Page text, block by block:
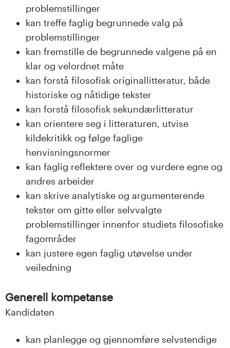
problemstillinger
kan treffe faglig begrunnede valg på
problemstillinger
kan fremstille de begrunnede valgene på en
klar og velordnet måte
kan forstå filosofisk originallitteratur, både
historiske og nåtidige tekster
kan forstå filosofisk sekundærlitteratur
kan orientere seg i litteraturen, utvise
kildekritikk og følge faglige
henvisningsnormer
kan faglig reflektere over og vurdere egne og
andres arbeider
kan skrive analytiske og argumenterende
tekster om gitte eller selvvalgte
problemstillinger innenfor studiets filosofiske
fagområder
kan justere egen faglig utøvelse under
veiledning
Generell kompetanse
Kandidaten
kan planlegge og gjennomføre selvstendige